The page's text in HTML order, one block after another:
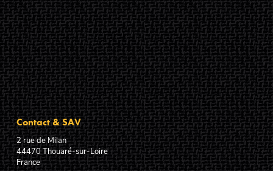
Contact & SAV
2 rue de Milan
44470Thouaré-sur-Loire
France